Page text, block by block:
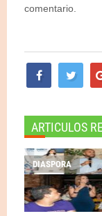
comentario.
ARTICULOS
DIASPORA